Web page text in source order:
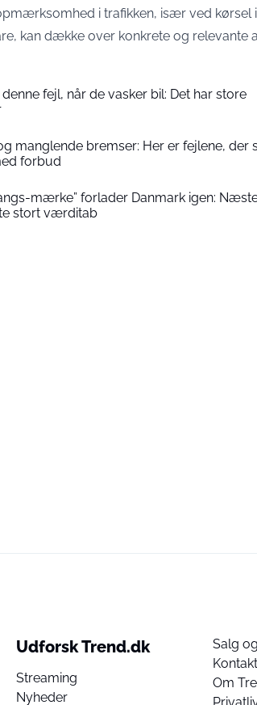
i trafikken, især ved kørsel
kan dække over konkrete og relevante
fejl, når de vasker bil: Det har store
manglende bremser: Her er fejlene, der
forbud
mærke” forlader Danmark igen:
stort værditab
Udforsk Trend.dk
Streaming
Nyheder
Salg
Om